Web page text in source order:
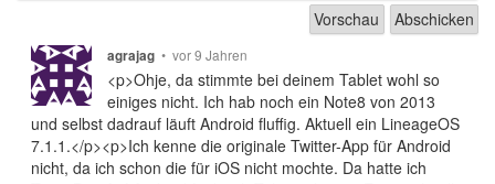
agrajag • vor 9 Jahren
<p>Ohje, da stimmte bei deinem Tablet wohl so
einiges nicht. Ich hab noch ein Note8 von 2013
und selbst dadrauf läuft Android fluffig. Aktuell ein LineageOS
7.1.1.</p><p>Ich kenne die originale Twitter-App für Android
nicht, da ich schon die für iOS nicht mochte. Da hatte ich